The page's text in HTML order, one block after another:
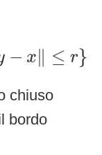
− x∥ ≤ r}
chiuso
bordo